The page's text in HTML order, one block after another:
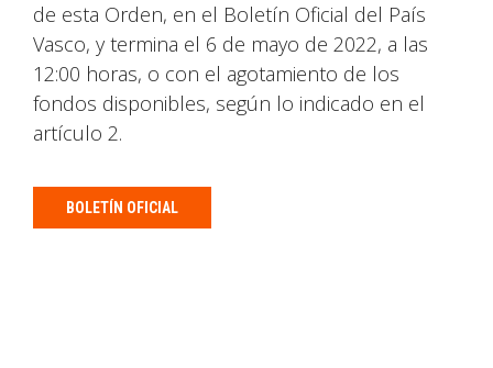
de esta Orden, en el Boletín Oficial del País
Vasco, y termina el 6 de mayo de 2022, a las
12:00 horas, o con el agotamiento de los
fondos disponibles, según lo indicado en el
artículo 2.
BOLETÍN OFICIAL